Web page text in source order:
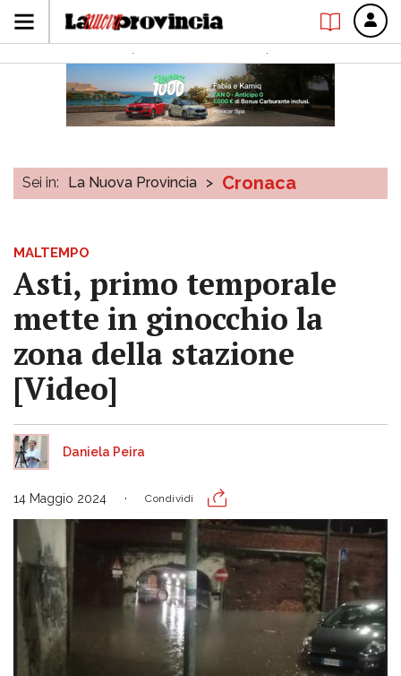
Sei in: La Nuova Provincia > Cronaca
MALTEMPO
Asti, primo temporale
mette in ginocchio la
zona della stazione
[Video]
Daniela Peira
14 Maggio 2024 Condividi